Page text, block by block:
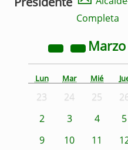
Completa
Marzo
Lun Mar Mié
23 24 25
2
3 4 5
9
10 11